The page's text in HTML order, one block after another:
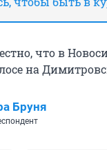
что в
на
Бруня